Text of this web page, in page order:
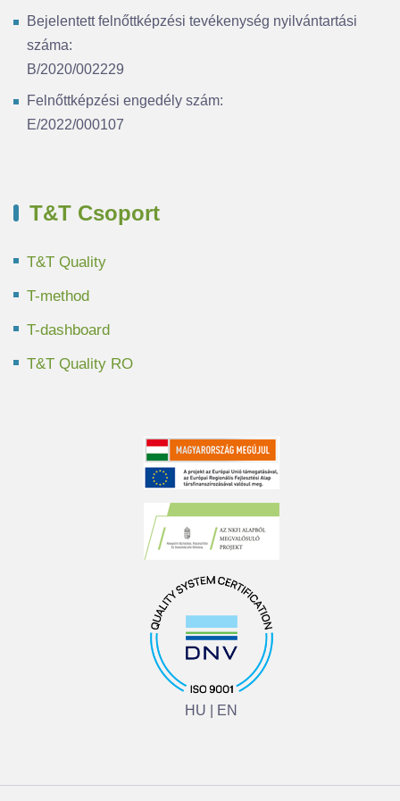
Bejelentett felnőttképzési tevékenység nyilvántartási
száma:
B/2020/002229
Felnőttképzési engedély szám:
E/2022/000107
T&T Csoport
T&T Quality
T-method
T-dashboard
T&T Quality RO
HU EN